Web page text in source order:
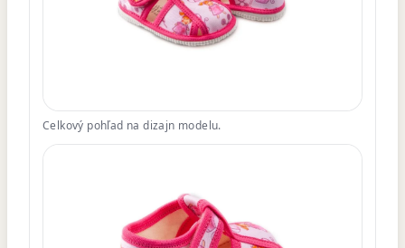
Celkový pohľad na dizajn modelu.